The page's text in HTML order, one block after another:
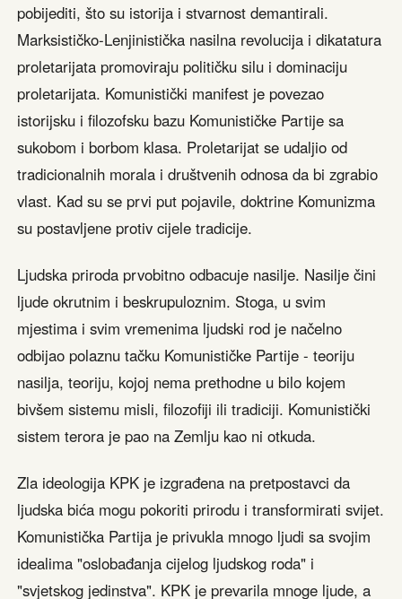
pobijediti, što su istorija i stvarnost demantirali.
Marksističko-Lenjinistička nasilna revolucija i dikatatura
proletarijata promoviraju političku silu i dominaciju
proletarijata. Komunistički manifest je povezao
istorijsku i filozofsku bazu Komunističke Partije sa
sukobom i borbom klasa. Proletarijat se udaljio od
tradicionalnih morala i društvenih odnosa da bi zgrabio
vlast. Kad su se prvi put pojavile, doktrine Komunizma
su postavljene protiv cijele tradicije.
Ljudska priroda prvobitno odbacuje nasilje. Nasilje čini
ljude okrutnim i beskrupuloznim. Stoga, u svim
mjestima i svim vremenima ljudski rod je načelno
odbijao polaznu tačku Komunističke Partije - teoriju
nasilja, teoriju, kojoj nema prethodne u bilo kojem
bivšem sistemu misli, filozofiji ili tradiciji. Komunistički
sistem terora je pao na Zemlju kao ni otkuda.
Zla ideologija KPK je izgrađena na pretpostavci da
ljudska bića mogu pokoriti prirodu i transformirati svijet.
Komunistička Partija je privukla mnogo ljudi sa svojim
idealima "oslobađanja cijelog ljudskog roda" i
"svjetskog jedinstva". KPK je prevarila mnoge ljude, a